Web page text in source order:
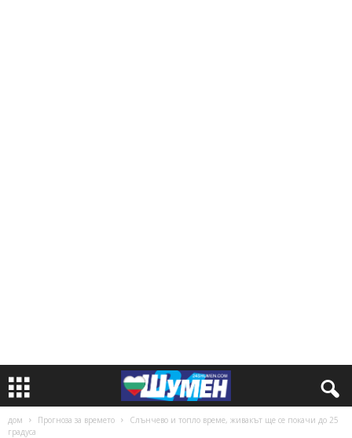
дом Прогноза за времето
Слънчево и топло време, живакът ще се покачи до 25
градуса